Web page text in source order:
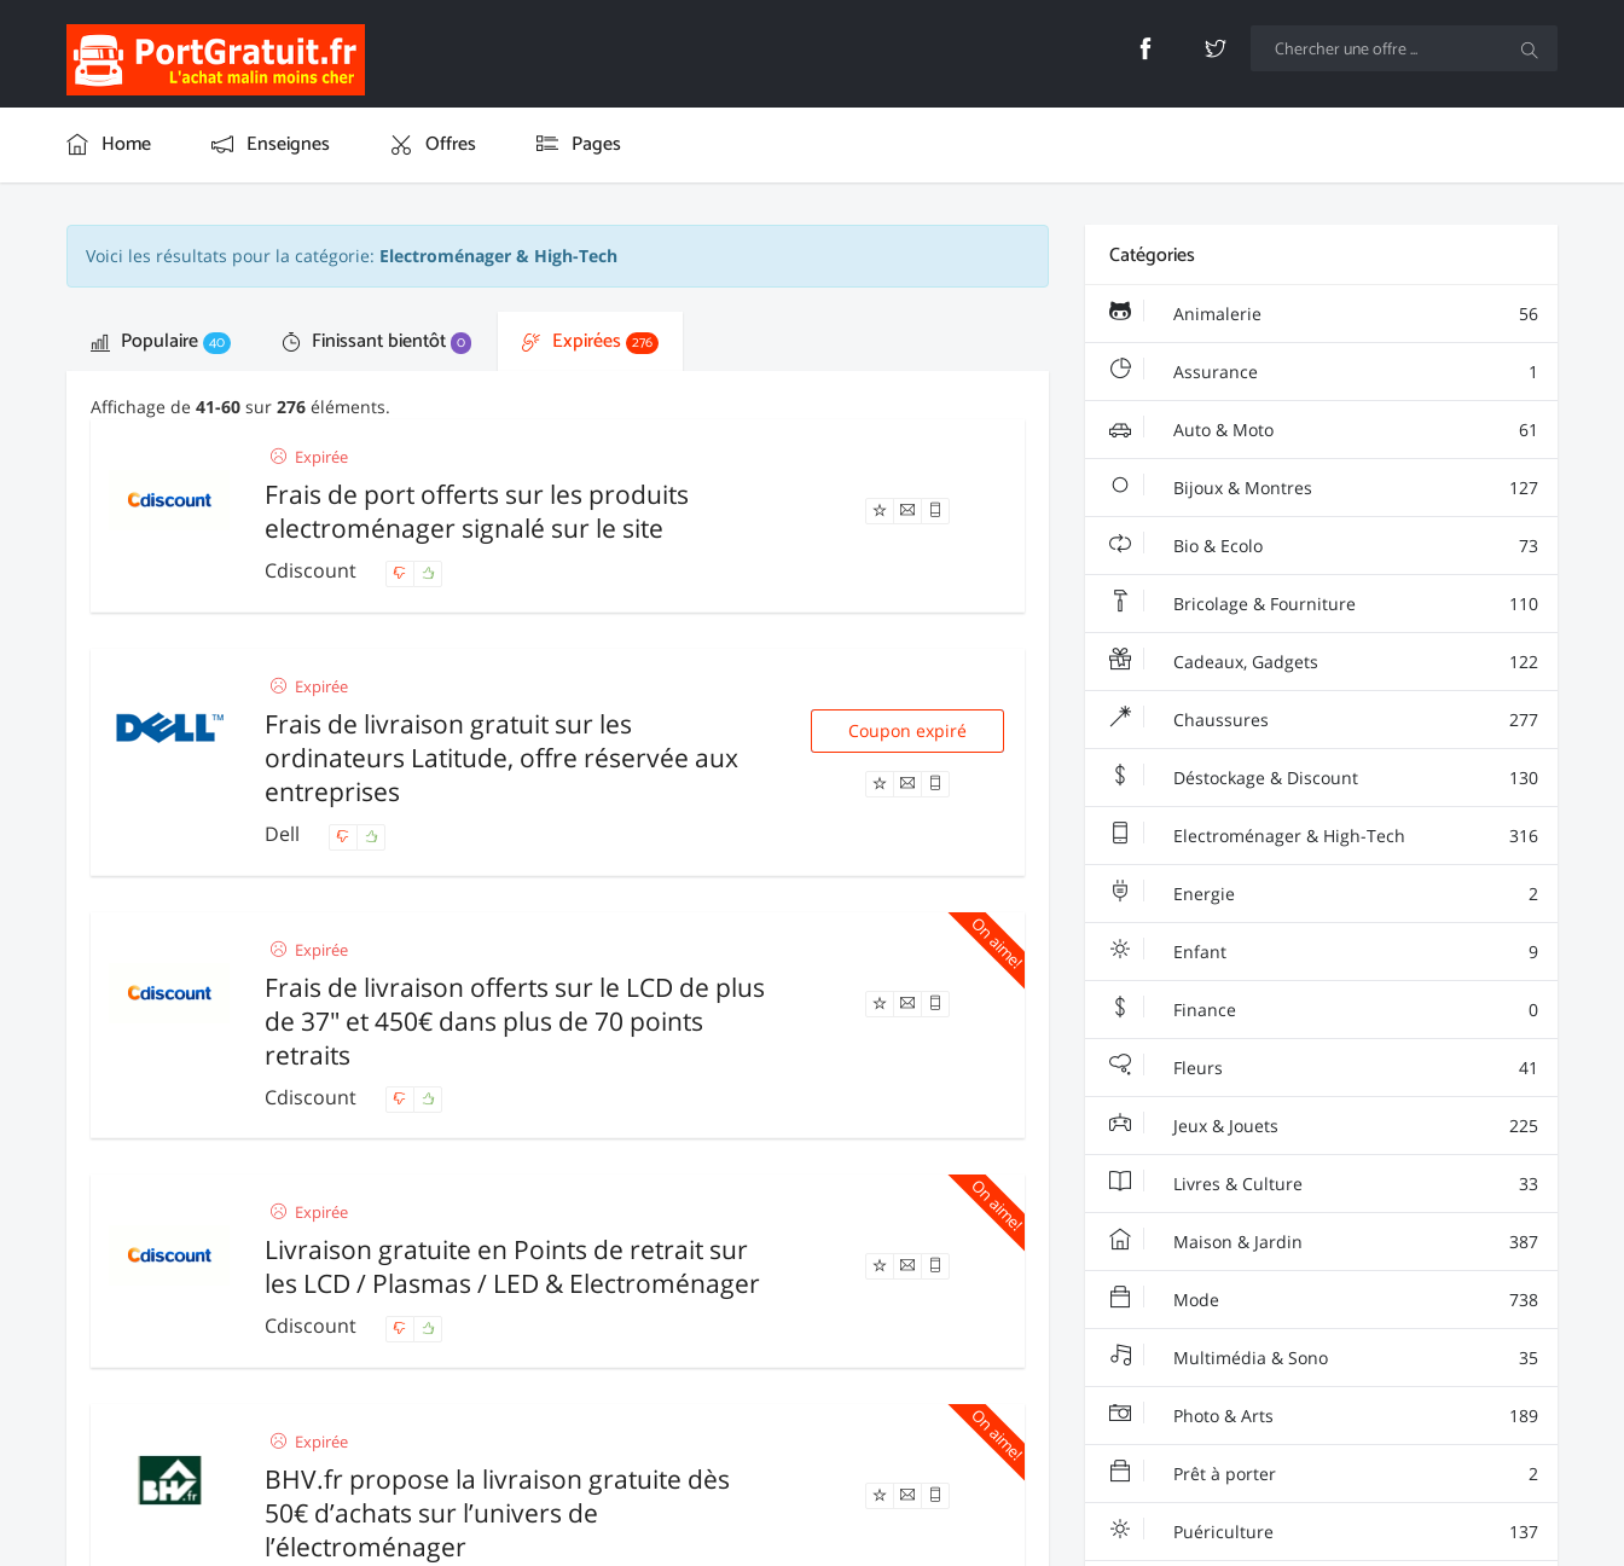
Home Enseignes Offres Pages
Voici les résultats pour la catégorie: Electroménager & High-Tech
Populaire 40 Finissant bientôt 0 Expirées 276
Affichage de41-60 sur276 éléments.
Expirée
Frais de port offerts sur les produits
electroménager signalé sur le site
Cdiscount
Offre expirée
Expirée
Frais de livraison gratuit sur les
ordinateurs Latitude, offre réservée aux
entreprises
Dell
M$1ZHD9V49N6S0
Coupon expiré
On aime!
Expirée
Frais de livraison offerts sur le LCD de plus
de 37" et 450€ dans plus de 70 points
retraits
Cdiscount
Offre expirée
On aime!
Expirée
Livraison gratuite en Points de retrait sur
les LCD / Plasmas / LED & Electroménager
Cdiscount
Offre expirée
On aime!
Expirée
BHV.fr propose la livraison gratuite dès
50€ d’achats sur l’univers de
l’électroménager
Offre expirée
Catégories
Animalerie 56
Assurance 1
Auto & Moto 61
Bijoux & Montres 127
Bio & Ecolo 73
Bricolage & Fourniture 110
Cadeaux, Gadgets 122
Chaussures 277
Déstockage & Discount 130
Electroménager & High-Tech 316
Energie 2
Enfant 9
Finance 0
Fleurs 41
Jeux & Jouets 225
Livres & Culture 33
Maison & Jardin 387
Mode 738
Multimédia & Sono 35
Photo & Arts 189
Prêt à porter 2
Puériculture 137